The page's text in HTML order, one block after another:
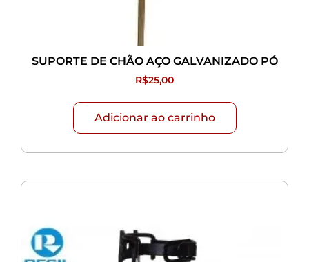
SUPORTE DE CHÃO AÇO GALVANIZADO PÓ
R$25,00
Adicionar ao carrinho